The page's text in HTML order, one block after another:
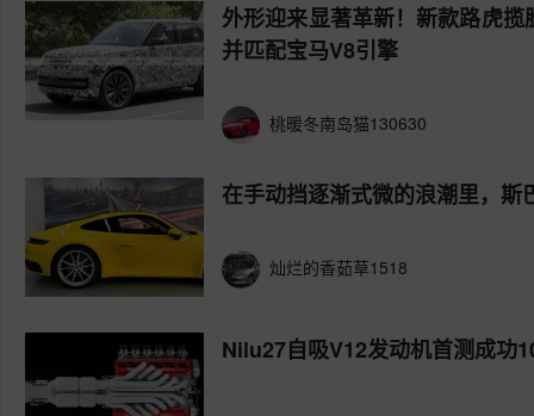
外形迎来显著革新！新款路虎
并匹配宝马V8引擎
桃暖冬南岛猫130630
在手动挡逐渐式微的浪潮里，
灿烂的香茹草1518
Nilu27自吸V12发动机首测成功